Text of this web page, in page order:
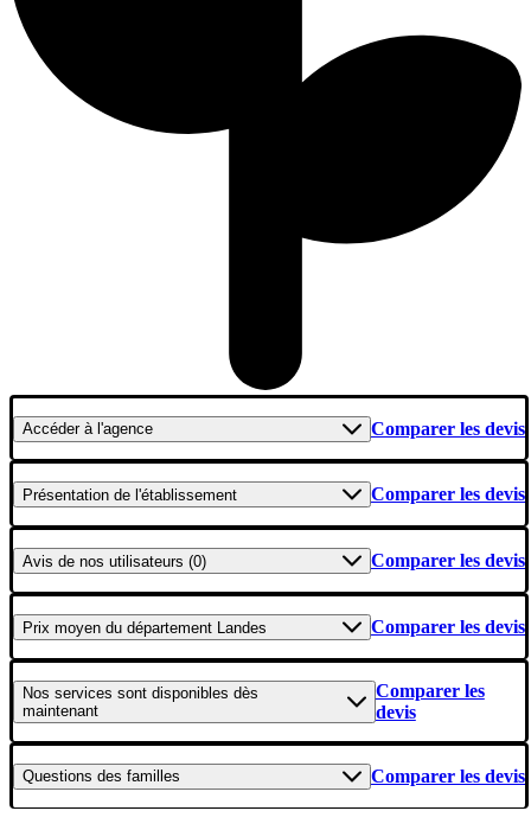
Accéderà l'agence Comparer les devis
Présentation de l'établissement Comparer les devis
Avis de nos utilisateurs (0) Comparer les devis
Prix moyen du département Landes Comparer les devis
Nos services sont disponibles dès
maintenant
Comparer les
devis
Questions des familles Comparer les devis